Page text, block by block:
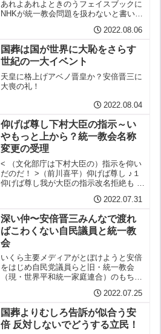
あれよあれよときのうフェイスブックに
NHKが統一教会問題を扱わないと書いた
係者の釈明：祝電や会合あいさつ（山口
環境相、小林経済安保相）献金（石
破・元幹事長）（機械的に...
2022.08.06
国葬は国が世界に大恥をさらす
世紀の一大イベント
天皇に格上げアベノ晋皇か？安倍晋三に
大喪の礼！
2022.08.04
仰げば尊し下村大臣の指示～い
やもっと上から？統一教会名称
変更の受理
< （文化部庁は下村大臣の）指示を仰い
だのだ！ >（前川喜平）仰げば尊し ♪１
仰げば尊し我が大臣の指示改名拒絶も は
るめえいざさらば２互いにむつみしカル
トの恩組織票回して安倍派の当選挨拶、
雑誌の表紙、その...
2022.07.31
深い仲〜安倍晋三みんなで渡れ
ばこわくない自民議員と統一教
会
いくら主要メディアがとぼけようと安倍
をはじめ自民党議員らと旧・統一教会
（現・世界平和統一家庭連合）のもちつ
し一部メディアの奮闘もありいよいよ明
らかにされつつある新しく報じられたと
ころでは細田博之・衆議院議...
2022.07.25
国葬よりむしろ告訴が似合う安
倍 反対しないでどうする立民！